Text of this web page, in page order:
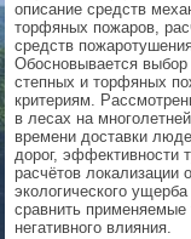
описание средств
торфяных пожаров,
средств
Обосновывается
степных и торфяных
критериям.
в лесах на
времени доставки
дорог, эффективности
расчётов локализации
экологического
сравнить применяемые
негативного влияния.
▼